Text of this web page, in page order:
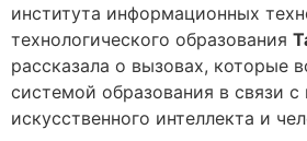
института информационных
технологического образования
рассказала о вызовах, которые
системой образования в связи с
искусственного интеллекта и